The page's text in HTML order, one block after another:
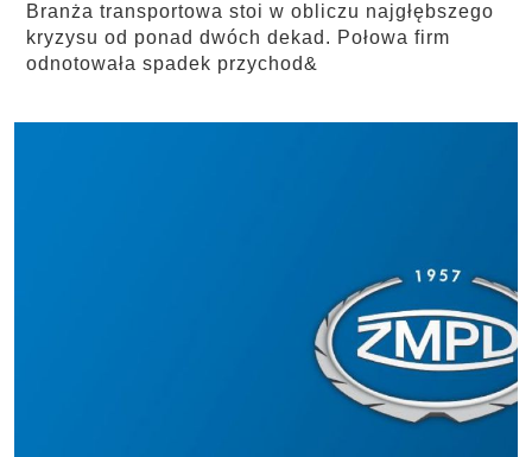
Branża transportowa stoi w obliczu najgłębszego
kryzysu od ponad dwóch dekad. Połowa firm
odnotowała spadek przychod&